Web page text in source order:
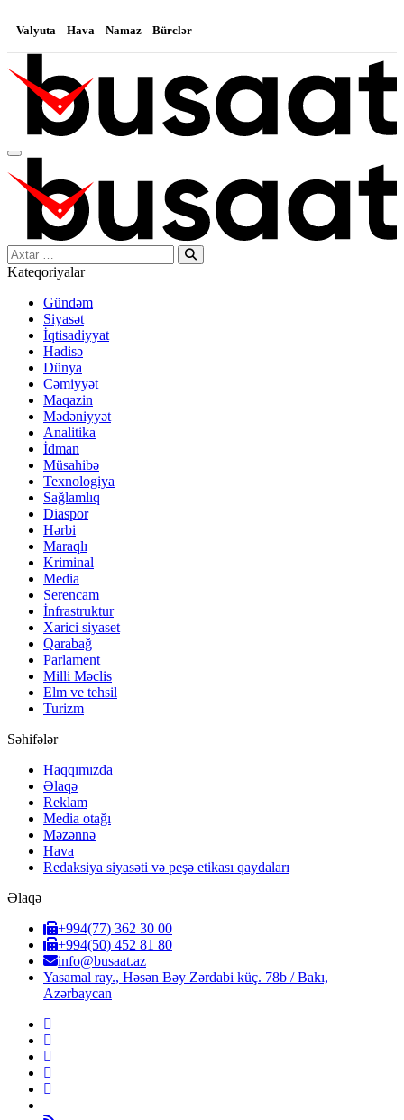
Valyuta Hava Namaz Bürclər
Search…
Kateqoriyalar
Gündəm
Siyasət
İqtisadiyyat
Hadisə
Dünya
Cəmiyyət
Maqazin
Mədəniyyət
Analitika
İdman
Müsahibə
Texnologiya
Sağlamlıq
Diaspor
Hərbi
Maraqlı
Kriminal
Media
Serencam
İnfrastruktur
Xarici siyaset
Qarabağ
Parlament
Milli Məclis
Elm ve tehsil
Turizm
Səhifələr
Haqqımızda
Əlaqə
Reklam
Media otağı
Məzənnə
Hava
Redaksiya siyasəti və peşə etikası qaydaları
Əlaqə
+994(77) 362 30 00
+994(50) 452 81 80
info@busaat.az
Yasamal ray., Həsən Bəy Zərdabi küç. 78b / Bakı,
Azərbaycan